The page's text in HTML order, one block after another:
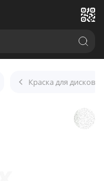
Краска для дисков